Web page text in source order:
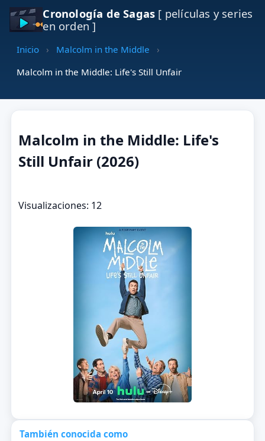
Cronología de Sagas [ películas y series
en orden ]
Inicio › Malcolm in the Middle
›
Malcolm in the Middle: Life's Still Unfair
Malcolm in the Middle: Life's
Still Unfair (2026)
Visualizaciones: 12
También conocida como